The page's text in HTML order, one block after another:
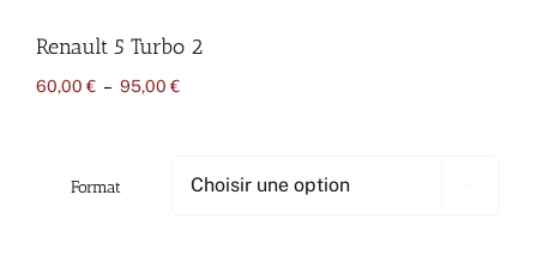
Renault 5 Turbo 2
60,00 € – 95,00 €Plage
95,00 €
Format